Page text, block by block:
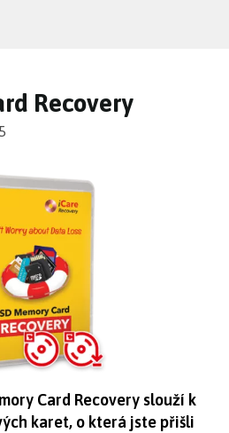
Recovery
Card Recovery slouží k
karet, o která jste přišli